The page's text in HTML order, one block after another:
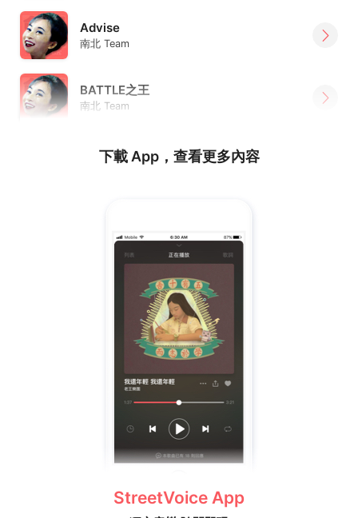
Advise
南北 Team
BATTLE之王
南北 Team
下載 App，查看更多內容
StreetVoice App